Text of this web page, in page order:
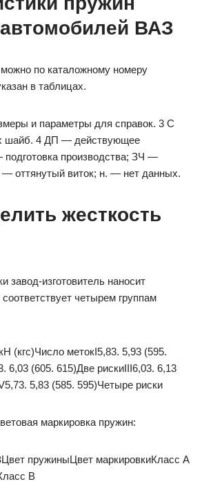
ВАЗ
по каталожному номеру
в таблицах.
и параметры для справок. 3 C
шайб. 4 ДП — действующее
производства; ЗЧ —
оттянутый виток; н. — нет данных.
жесткость
завод-изготовитель наносит
соответствует четырем группам
(кгс)Число метокI5,83. 5,93 (595.
6,03 (605. 615)Две рискиIII6,03. 6,13
5,83 (585. 595)Четыре риски
маркировка пружин:
пружиныЦвет маркировкиКласс А
В